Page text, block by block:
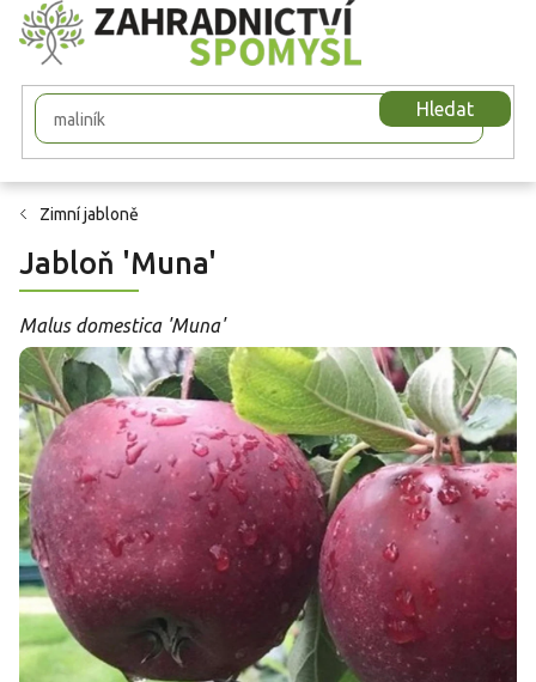
Přejít
na
obsah
Hledat
Zimní jabloně
Jabloň 'Muna'
Malus domestica 'Muna'